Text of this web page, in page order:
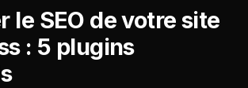
le SEO de votre site
: 5 plugins